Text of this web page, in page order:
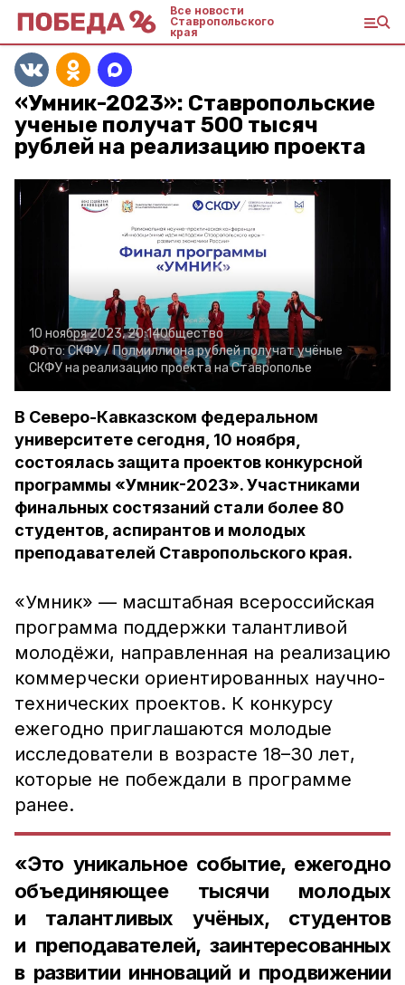
Все новости
Ставропольского
края
«Умник-2023»: Ставропольские
ученые получат 500 тысяч
рублей на реализацию проекта
10 ноября 2023, 20:14Общество
Фото:СКФУ /Полмиллиона рублей получат учёные
СКФУ на реализацию проекта на Ставрополье
В Северо-Кавказском федеральном
университете сегодня, 10 ноября,
состоялась защита проектов конкурсной
программы «Умник-2023». Участниками
финальных состязаний стали более 80
студентов, аспирантов и молодых
преподавателей Ставропольского края.
«Умник» — масштабная всероссийская
программа поддержки талантливой
молодёжи, направленная на реализацию
коммерчески ориентированных научно-
технических проектов. К конкурсу
ежегодно приглашаются молодые
исследователи в возрасте 18–30 лет,
которые не побеждали в программе
ранее.
«Это уникальное событие, ежегодно
объединяющее тысячи молодых
и талантливых учёных, студентов
и преподавателей, заинтересованных
в развитии инноваций и продвижении